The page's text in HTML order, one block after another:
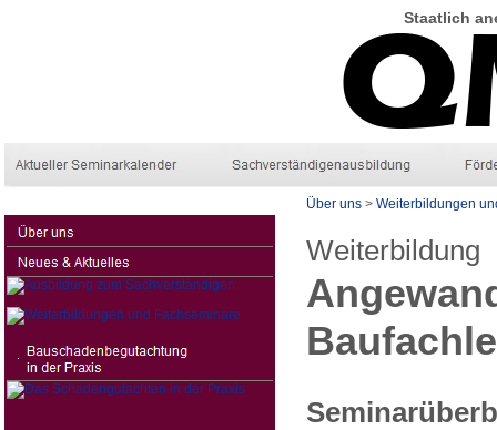
Staatlich
Über uns > Weiterbildungen
Weiterbildung